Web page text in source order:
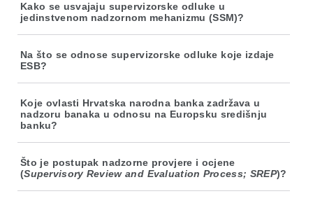
Kako se usvajaju supervizorske odluke u
jedinstvenom nadzornom mehanizmu (SSM)?
Na što se odnose supervizorske odluke koje izdaje
ESB?
Koje ovlasti Hrvatska narodna banka zadržava u
nadzoru banaka u odnosu na Europsku središnju
banku?
Što je postupak nadzorne provjere i ocjene
(Supervisory Review and Evaluation Process; SREP)?